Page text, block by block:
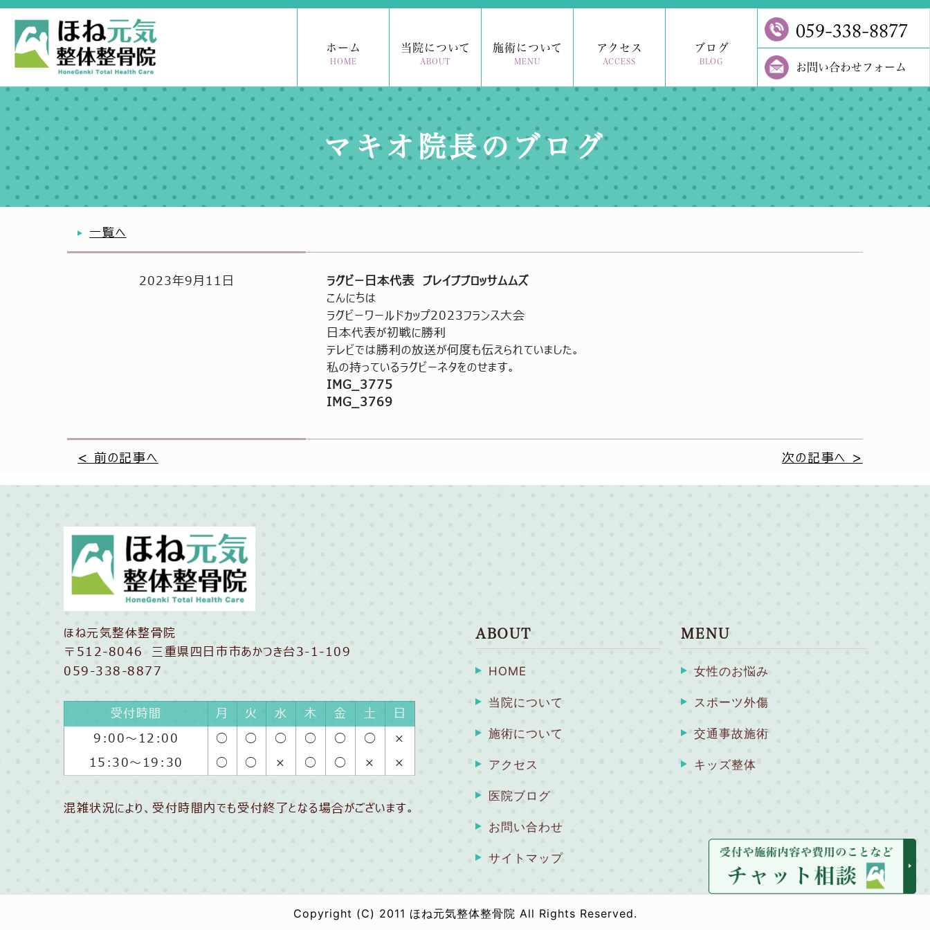
059-338-8877
お問い合わせフォーム
ホーム
HOME
当院について
ABOUT
施術について
MENU
アクセス
ACCESS
ブログ
BLOG
マキオ院長のブログ
一覧へ
2023年9月11日
ラグビー日本代表 ブレイブブロッサムムズ
こんにちは
ラグビーワールドカップ2023フランス大会
日本代表が初戦に勝利
テレビでは勝利の放送が何度も伝えられていました。
私の持っているラグビーネタをのせます。
IMG_3775
IMG_3769
< 前の記事へ 次の記事へ >
ほね元気整体整骨院
〒512-8046 三重県四日市市あかつき台3-1-109
059-338-8877
受付時間 月 火 水 木 金 土
日
9:00〜12:00
◯ ◯ ◯ ◯ ◯ ◯
×
15:30〜19:30
◯ ◯ × ◯ ◯ × ×
混雑状況により、受付時間内でも受付終了となる場合がございます。
ABOUT
HOME
当院について
施術について
アクセス
医院ブログ
お問い合わせ
サイトマップ
MENU
女性のお悩み
スポーツ外傷
交通事故施術
キッズ整体
Copyright (C) 2011 ほね元気整体整骨院 All Rights Reserved.